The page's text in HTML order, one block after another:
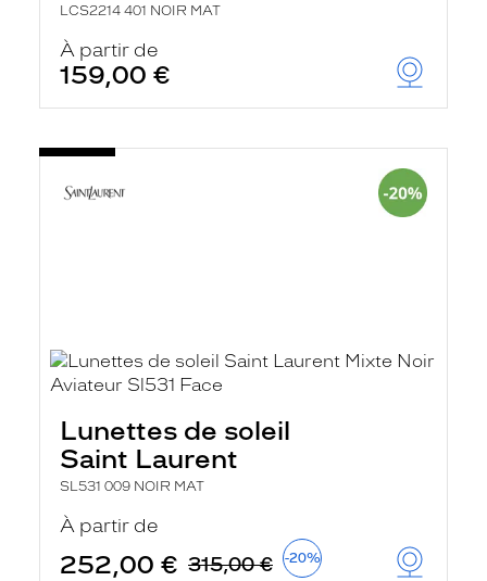
LCS2214 401 NOIR MAT
À partir de
159,00 €
Lunettes de soleil
Saint Laurent
SL531 009 NOIR MAT
À partir de
252,00 € 315,00 € -20%